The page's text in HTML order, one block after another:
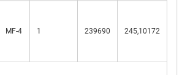
MF-4 1 239690 245,10172